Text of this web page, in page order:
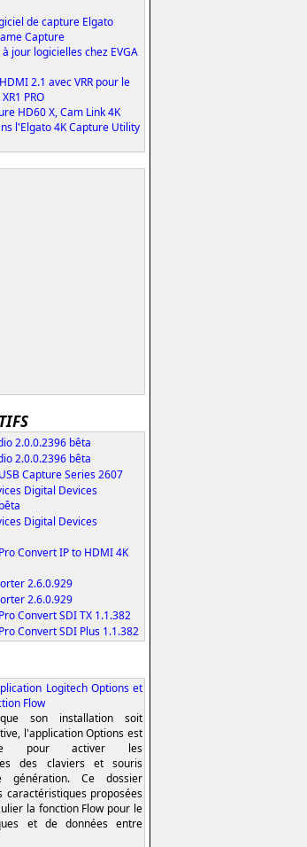
de capture Elgato
Capture
jour logicielles chez EVGA
2.1 avec VRR pour le
PRO
HD60 X, Cam Link 4K
l'Elgato 4K Capture Utility
2.0.0.2396 bêta
2.0.0.2396 bêta
Capture Series 2607
Digital Devices
Digital Devices
Convert IP to HDMI 4K
2.6.0.929
2.6.0.929
Convert SDI TX 1.1.382
Convert SDI Plus 1.1.382
Logitech Options et
Flow
son installation soit
l'application Options est
pour activer les
des claviers et souris
génération. Ce dossier
caractéristiques proposées
la fonction Flow pour le
et de données entre